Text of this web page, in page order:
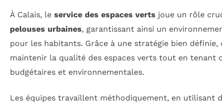
À Calais, le service des espaces verts joue un rôle
pelouses urbaines, garantissant ainsi un
pour les habitants. Grâce à une stratégie bien définie,
maintenir la qualité des espaces verts tout en tenant
budgétaires et environnementales.
Les équipes travaillent méthodiquement, en utilisant